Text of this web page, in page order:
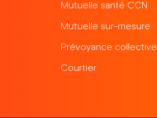
Mutuelle santé CCN
Mutuelle sur-mesure
Prévoyance collective
Courtier